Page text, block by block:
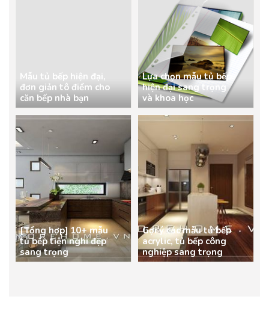
Mẫu tủ bếp hiện đại,
đơn giản tô điểm cho
căn bếp nhà bạn
Lựa chọn mẫu tủ bếp
hiện đại sang trọng
và khoa học
[Tổng hợp] 10+ mẫu
tủ bếp tiện nghi đẹp
sang trọng
Gợi ý các mẫu tủ bếp
acrylic, tủ bếp công
nghiệp sang trọng